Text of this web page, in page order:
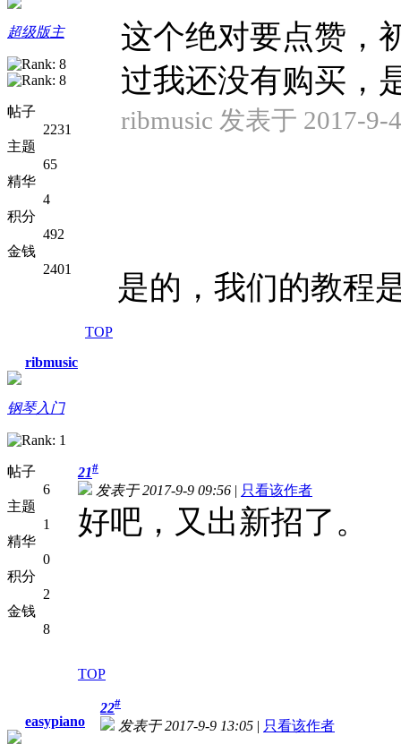
超级版主
帖子
2231
主题
65
精华
4
积分
492
金钱
2401
这个绝对要点赞，
过我还没有购买，
ribmusic 发表于 2017-9-
是的，我们的教程
TOP
ribmusic
钢琴入门
帖子
6
主题
1
精华
0
积分
2
金钱
8
21#
发表于 2017-9-9 09:56 | 只看该作者
好吧，又出新招了。
TOP
easypiano
22#
发表于 2017-9-9 13:05 | 只看该作者